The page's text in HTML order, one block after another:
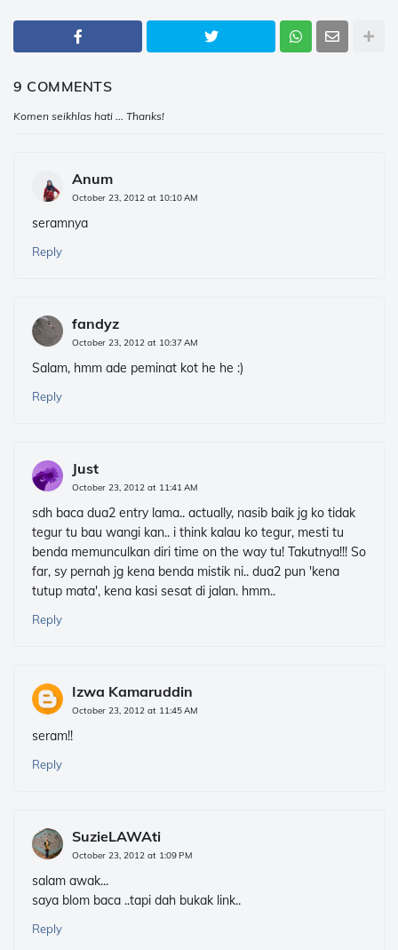
9 COMMENTS
Komen seikhlas hati ... Thanks!
Anum
October 23, 2012 at 10:10 AM
seramnya
Reply
fandyz
October 23, 2012 at 10:37 AM
Salam, hmm ade peminat kot he he :)
Reply
Just
October 23, 2012 at 11:41 AM
sdh baca dua2 entry lama.. actually, nasib baik jg ko tidak
tegur tu bau wangi kan.. i think kalau ko tegur, mesti tu
benda memunculkan diri time on the way tu! Takutnya!!! So
far, sy pernah jg kena benda mistik ni.. dua2 pun 'kena
tutup mata', kena kasi sesat di jalan. hmm..
Reply
Izwa Kamaruddin
October 23, 2012 at 11:45 AM
seram!!
Reply
SuzieLAWAti
October 23, 2012 at 1:09 PM
salam awak...
saya blom baca ..tapi dah bukak link..
Reply